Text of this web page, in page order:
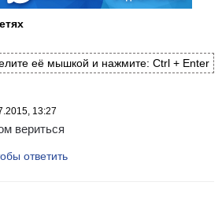
её мышкой и нажмите: Ctrl + Enter
13:27
вериться
ответить